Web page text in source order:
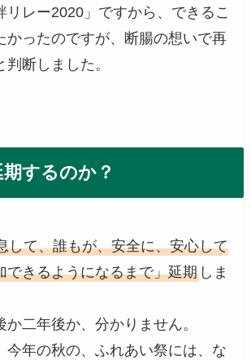
リレー2020」ですから、できるこ
かったのですが、断腸の想いで再
断しました。
するのか？
して、誰もが、安全に、安心して
できるようになるまで」延期 しま
か二年後か、分かりません。
今年の秋の、ふれあい祭には、な